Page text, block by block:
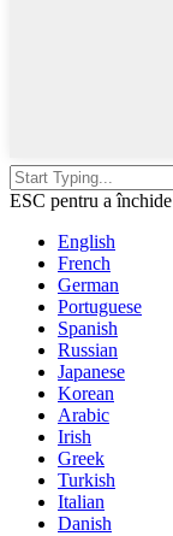
ESC pentru a închide
English
French
German
Portuguese
Spanish
Russian
Japanese
Korean
Arabic
Irish
Greek
Turkish
Italian
Danish